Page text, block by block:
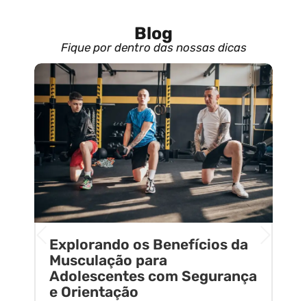
Blog
Fique por dentro das nossas dicas
Explorando os Benefícios da
Musculação para
Adolescentes com Segurança
e Orientação